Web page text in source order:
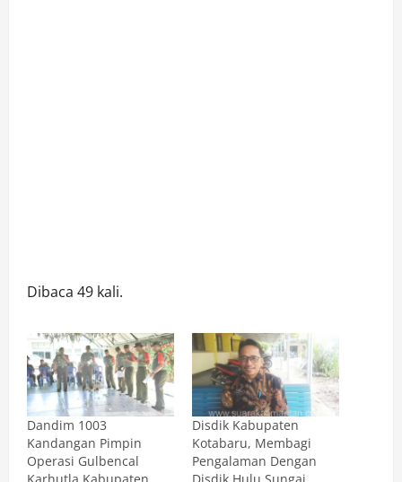
Dibaca 49 kali.
Dandim 1003
Kandangan Pimpin
Operasi Gulbencal
Disdik Kabupaten
Kotabaru, Membagi
Pengalaman Dengan